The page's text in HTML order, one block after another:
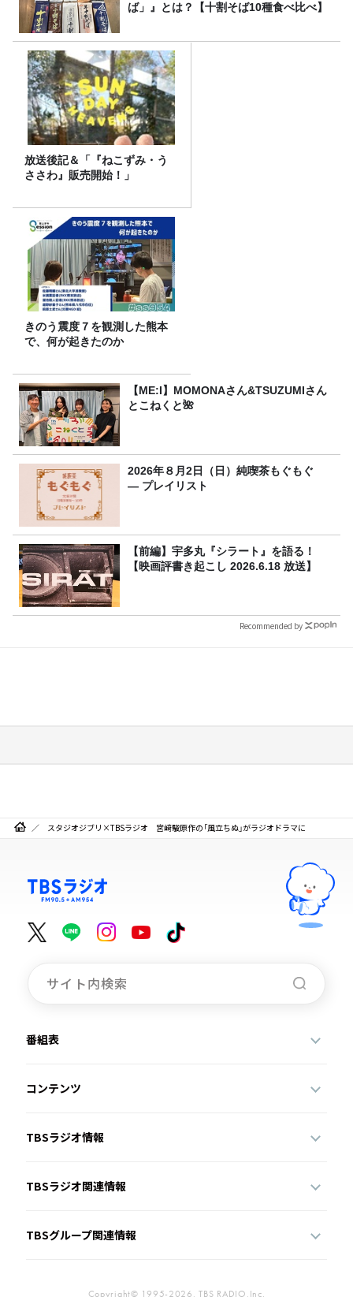
ば」』とは？【十割そば10種食べ比べ】
放送後記＆「『ねこずみ・う
ささわ』販売開始！」
きのう震度７を観測した熊本
で、何が起きたのか
【ME:I】MOMONAさん&TSUZUMIさん
とこねくと🌺
2026年８月2日（日）純喫茶もぐもぐ
― プレイリスト
【前編】宇多丸『シラート』を語る！
【映画評書き起こし 2026.6.18 放送】
Recommended by
スタジオジブリ×TBSラジオ 宮﨑駿原作の「風立ちぬ」がラジオドラマに
番組表
コンテンツ
TBSラジオ情報
TBSラジオ関連情報
TBSグループ関連情報
Copyright© 1995-2026, TBS RADIO,Inc.